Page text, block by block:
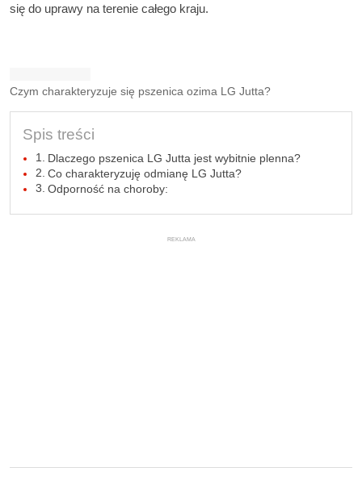
się do uprawy na terenie całego kraju.
Czym charakteryzuje się pszenica ozima LG Jutta?
Spis treści
Dlaczego pszenica LG Jutta jest wybitnie plenna?
Co charakteryzuję odmianę LG Jutta?
Odporność na choroby:
REKLAMA